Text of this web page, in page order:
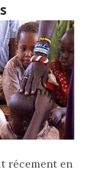
récement en